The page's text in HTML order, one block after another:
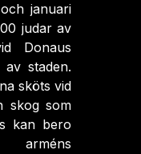
januari
judar av
Donaus
staden.
sköts vid
skog som
kan bero
arméns